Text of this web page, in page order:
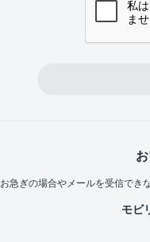
お急ぎの場合やメールを受信でき
モビ